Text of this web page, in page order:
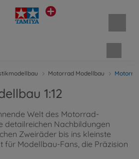
Motorrad Modellbau
1:12
Welt des Motorrad-
detailreichen Nachbildungen
Zweiräder bis ins kleinste
für Modellbau-Fans, die Präzision